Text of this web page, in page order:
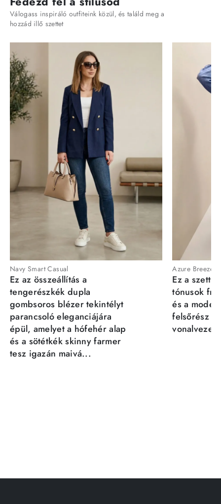
Válogass inspiráló outfiteink közül, és találd meg a
hozzád illő szettet
Navy Smart Casual
Ez az összeállítás a
tengerészkék dupla
gombsoros blézer tekintélyt
parancsoló eleganciájára
épül, amelyet a hófehér alap
és a sötétkék skinny farmer
tesz igazán maivá...
Azure Breeze
Ez a szett
tónusok
és a
felsőrész